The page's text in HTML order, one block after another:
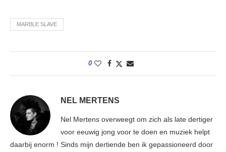
MARBLE SLAVE
0
NEL MERTENS
Nel Mertens overweegt om zich als late dertiger
voor eeuwig jong voor te doen en muziek helpt
daarbij enorm ! Sinds mijn dertiende ben ik gepassioneerd door